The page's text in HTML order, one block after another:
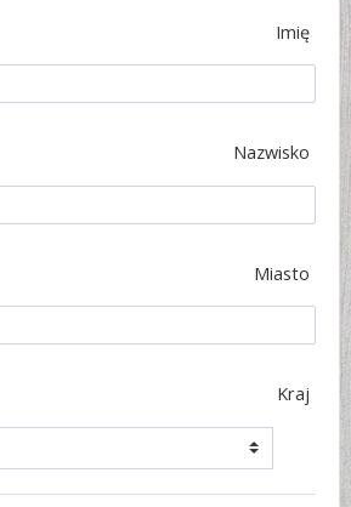
Imię
Nazwisko
Miasto
Kraj